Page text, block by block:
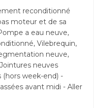
reconditionné
moteur et de sa
a eau neuve,
Vilebrequin,
neuve,
neuves
(hors week-end) -
avant midi - Aller